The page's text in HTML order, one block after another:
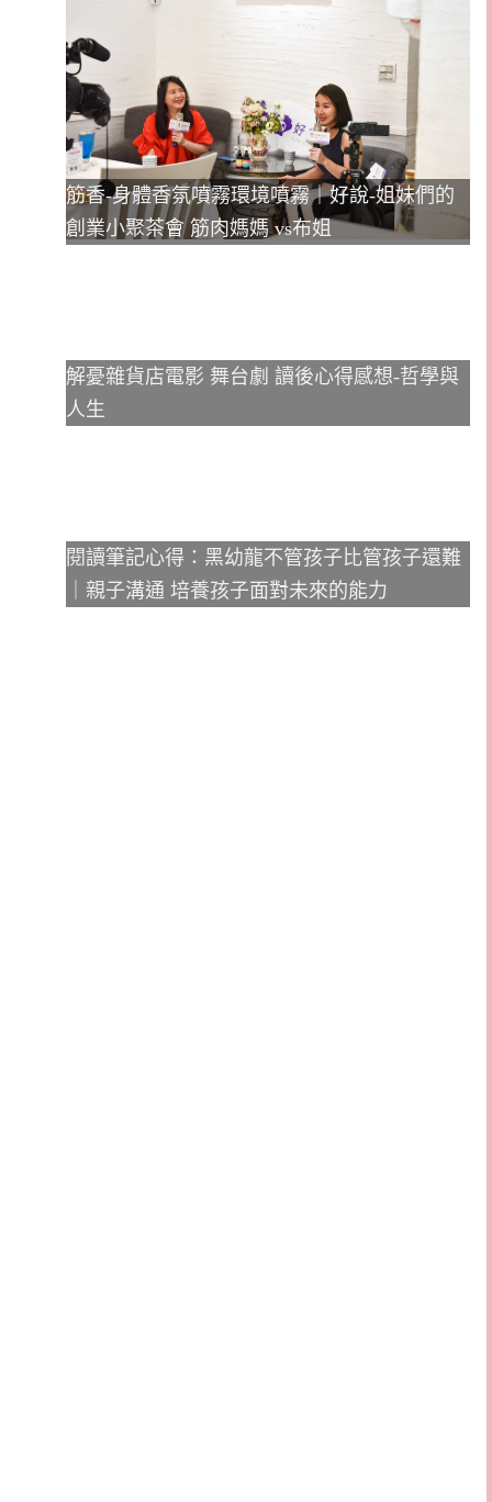
筋香-身體香氛噴霧環境噴霧｜好說-姐妹們的
創業小聚茶會 筋肉媽媽 vs布姐
解憂雜貨店電影 舞台劇 讀後心得感想-哲學與
人生
閱讀筆記心得：黑幼龍不管孩子比管孩子還難
｜親子溝通 培養孩子面對未來的能力